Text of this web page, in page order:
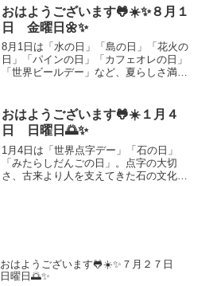
さん。日々の暮らしに小さな楽しみを添
える記念日特集です。
おはようございます🐸☀️✨８月１
日 金曜日🌼✨
8月1日は「水の日」「島の日」「花火の
日」「パインの日」「カフェオレの日」
「世界ビールデー」など、夏らしさ満載
う。夏休みのスタートにぴったりな1日
を、一つずつの記念日を通して紹介しま
す。
おはようございます🐸☀️１月４
日 日曜日🌅✨
1月4日は「世界点字デー」「石の日」
「みたらしだんごの日」。点字の大切
さ、古来より人を支えてきた石の文化、
おはようございます🐸☀️✨７月２７日
日曜日🌅✨